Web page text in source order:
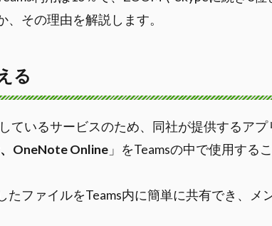
その理由を解説します。
る
ているサービスのため、同社が提供するアプ
OneNote Online 」をTeamsの中で使用する
たファイルをTeams内に簡単に共有でき、メ